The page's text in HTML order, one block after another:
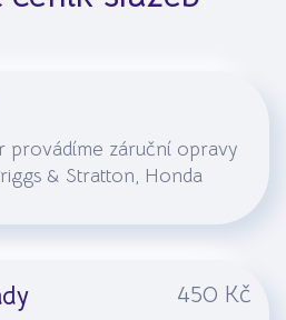
provádíme záruční opravy
& Stratton, Honda
450 Kč